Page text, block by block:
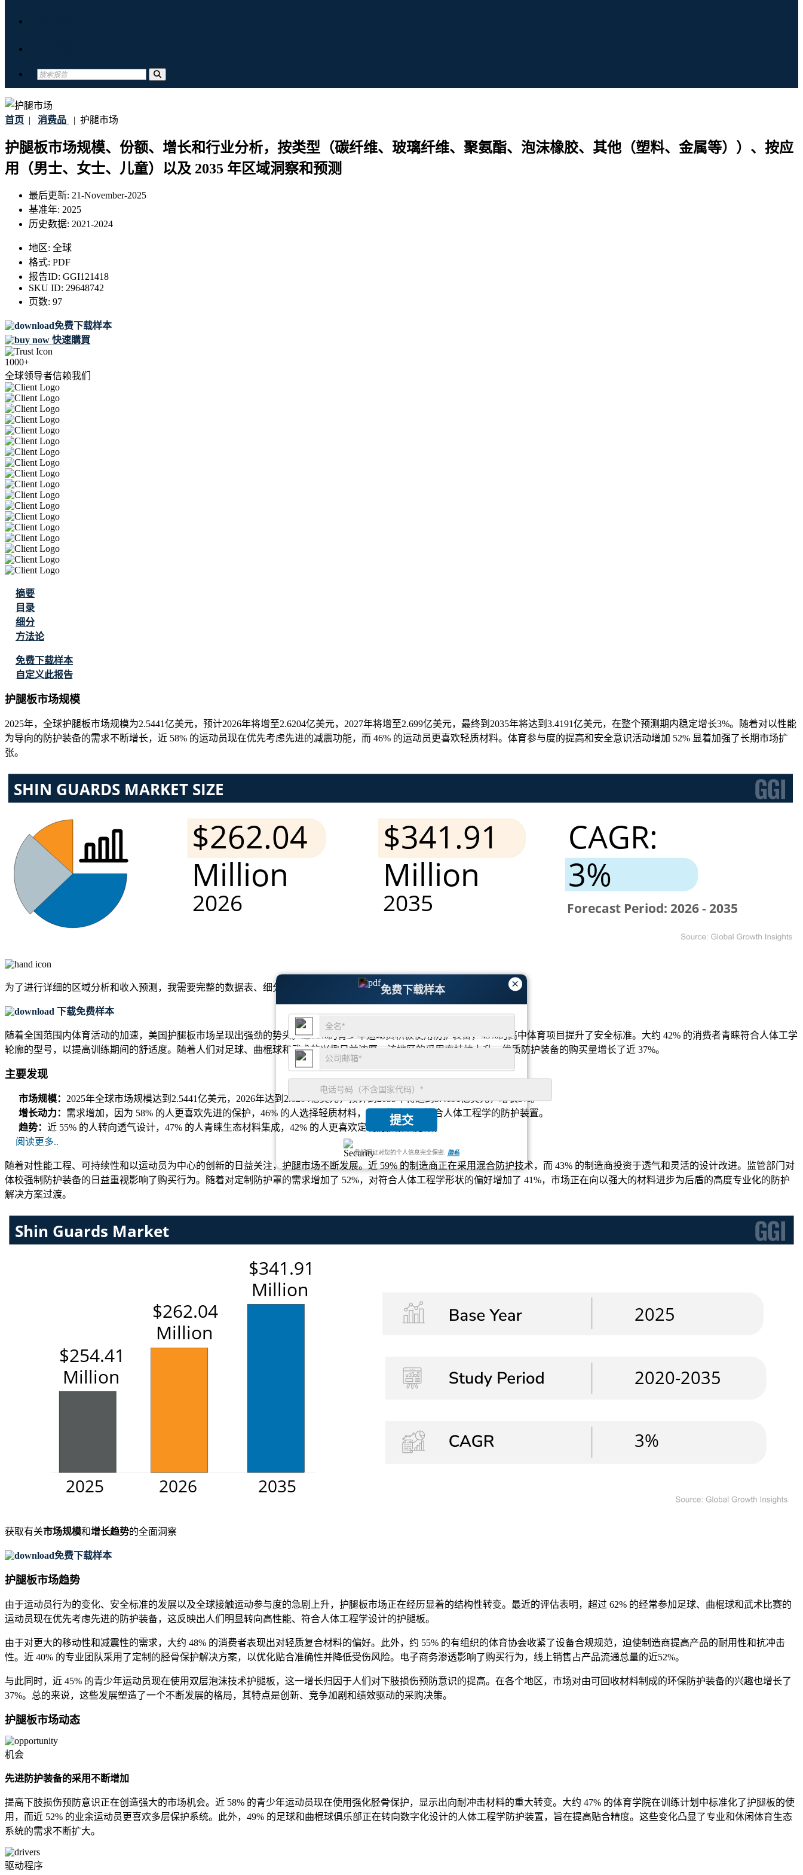
首页 | 消费品 | 护腿市场
护腿板市场规模、份额、增长和行业分析，按类型（碳纤维、玻璃纤维、聚氨酯、泡沫橡胶、其他（塑料、金属等））、按应
用（男士、女士、儿童）以及 2035 年区域洞察和预测
最后更新: 21-November-2025
基准年: 2025
历史数据: 2021-2024
地区: 全球
格式: PDF
报告ID: GGI121418
SKU ID: 29648742
页数: 97
免费下载样本
快速購買
1000+
全球领导者信赖我们
×
免费下载样本
提交
我们保证对您的个人信息完全保密. 隐私
摘要
目录
细分
方法论
免费下载样本
自定义此报告
护腿板市场规模
2025年，全球护腿板市场规模为2.5441亿美元，预计2026年将增至2.6204亿美元，2027年将增至2.699亿美元，最终到2035年将达到3.4191亿美元，在整个预测期内稳定增长3%。随着对以性能
为导向的防护装备的需求不断增长，近 58% 的运动员现在优先考虑先进的减震功能，而 46% 的运动员更喜欢轻质材料。体育参与度的提高和安全意识活动增加 52% 显着加强了长期市场扩
张。
为了进行详细的区域分析和收入预测，我需要完整的数据表、细分市场分析和竞争格局。
下载免费样本
随着全国范围内体育活动的加速，美国护腿板市场呈现出强劲的势头。近61%的青少年运动员积极使用防护装备，49%的高中体育项目提升了安全标准。大约 42% 的消费者青睐符合人体工学
轮廓的型号，以提高训练期间的舒适度。随着人们对足球、曲棍球和武术的兴趣日益浓厚，该地区的采用率持续上升，优质防护装备的购买量增长了近 37%。
主要发现
市场规模： 2025年全球市场规模达到2.5441亿美元，2026年达到2.6204亿美元，预计到2035年将达到3.4191亿美元，增长3%。
增长动力： 需求增加，因为 58% 的人更喜欢先进的保护，46% 的人选择轻质材料，51% 的人采用符合人体工程学的防护装置。
趋势： 近 55% 的人转向透气设计，47% 的人青睐生态材料集成，42% 的人更喜欢定制防护解决方案。
阅读更多..
随着对性能工程、可持续性和以运动员为中心的创新的日益关注，护腿市场不断发展。近 59% 的制造商正在采用混合防护技术，而 43% 的制造商投资于透气和灵活的设计改进。监管部门对
体校强制防护装备的日益重视影响了购买行为。随着对定制防护罩的需求增加了 52%，对符合人体工程学形状的偏好增加了 41%，市场正在向以强大的材料进步为后盾的高度专业化的防护
解决方案过渡。
获取有关市场规模和增长趋势的全面洞察
免费下载样本
护腿板市场趋势
由于运动员行为的变化、安全标准的发展以及全球接触运动参与度的急剧上升，护腿板市场正在经历显着的结构性转变。最近的评估表明，超过 62% 的经常参加足球、曲棍球和武术比赛的
运动员现在优先考虑先进的防护装备，这反映出人们明显转向高性能、符合人体工程学设计的护腿板。
由于对更大的移动性和减震性的需求，大约 48% 的消费者表现出对轻质复合材料的偏好。此外，约 55% 的有组织的体育协会收紧了设备合规规范，迫使制造商提高产品的耐用性和抗冲击
性。近 40% 的专业团队采用了定制的胫骨保护解决方案，以优化贴合准确性并降低受伤风险。电子商务渗透影响了购买行为，线上销售占产品流通总量的近52%。
与此同时，近 45% 的青少年运动员现在使用双层泡沫技术护腿板，这一增长归因于人们对下肢损伤预防意识的提高。在各个地区，市场对由可回收材料制成的环保防护装备的兴趣也增长了
37%。总的来说，这些发展塑造了一个不断发展的格局，其特点是创新、竞争加剧和绩效驱动的采购决策。
护腿板市场动态
机会
先进防护装备的采用不断增加
提高下肢损伤预防意识正在创造强大的市场机会。近 58% 的青少年运动员现在使用强化胫骨保护，显示出向耐冲击材料的重大转变。大约 47% 的体育学院在训练计划中标准化了护腿板的使
用，而近 52% 的业余运动员更喜欢多层保护系统。此外，49% 的足球和曲棍球俱乐部正在转向数字化设计的人体工程学防护装置，旨在提高贴合精度。这些变化凸显了专业和休闲体育生态
系统的需求不断扩大。
驱动程序